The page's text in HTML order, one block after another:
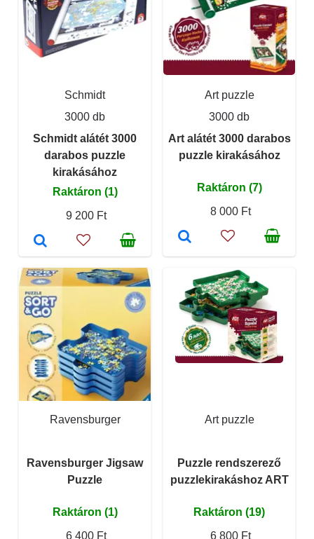
Schmidt
3000 db
Schmidt alátét 3000
darabos puzzle
kirakásához
Raktáron (1)
9 200 Ft
Art puzzle
3000 db
Art alátét 3000 darabos
puzzle kirakásához
Raktáron (7)
8 000 Ft
Ravensburger
Ravensburger Jigsaw
Puzzle
Raktáron (1)
6 400 Ft
Art puzzle
Puzzle rendszerező
puzzlekirakáshoz ART
Raktáron (19)
6 800 Ft